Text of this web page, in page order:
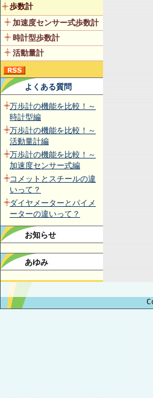
歩数計
加速度センサー式歩数計
時計型歩数計
活動量計
よくある質問
万歩計の機能を比較！～
時計型編
万歩計の機能を比較！～
活動量計編
万歩計の機能を比較！～
加速度センサー式編
コメットとスチールの違
いって？
ダイヤメーターとパイメ
ーターの違いって？
お知らせ
あゆみ